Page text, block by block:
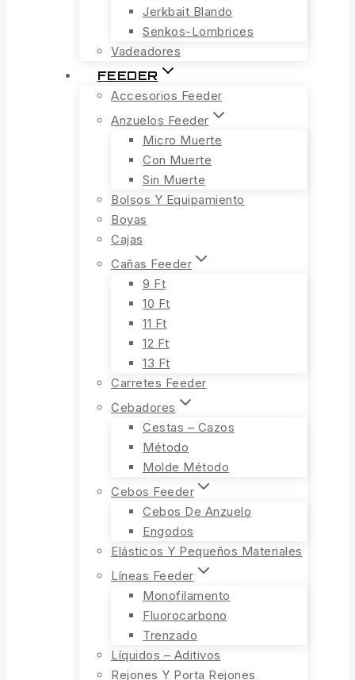
Jerkbait Blando
Senkos-Lombrices
Vadeadores
FEEDER
Accesorios Feeder
Anzuelos Feeder
Micro Muerte
Con Muerte
Sin Muerte
Bolsos Y Equipamiento
Boyas
Cajas
Cañas Feeder
9 Ft
10 Ft
11 Ft
12 Ft
13 Ft
Carretes Feeder
Cebadores
Cestas – Cazos
Método
Molde Método
Cebos Feeder
Cebos De Anzuelo
Engodos
Elásticos Y Pequeños Materiales
Líneas Feeder
Monofilamento
Fluorocarbono
Trenzado
Líquidos – Aditivos
Rejones Y Porta Rejones